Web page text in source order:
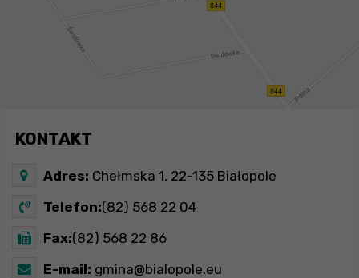
KONTAKT
Adres: Chełmska 1, 22-135 Białopole
Telefon:(82) 568 22 04
Fax:(82) 568 22 86
E-mail: gmina@bialopole.eu